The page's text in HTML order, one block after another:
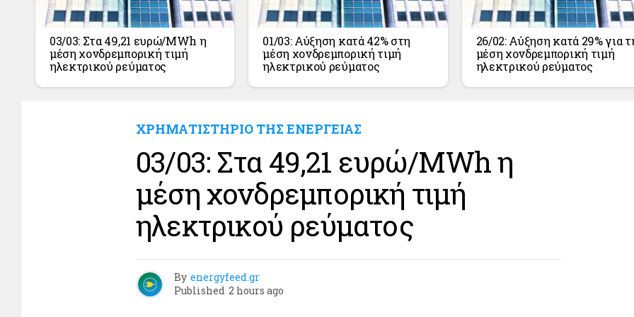
03/03: Στα 49,21 ευρώ/MWh η
μέση χονδρεμπορική τιμή
ηλεκτρικού ρεύματος
01/03: Αύξηση κατά 42% στη
μέση χονδρεμπορική τιμή
ηλεκτρικού ρεύματος
26/02: Αύξηση κατά 29% για
μέση χονδρεμπορική τιμή
ηλεκτρικού ρεύματος
ΧΡΗΜΑΤΙΣΤΗΡΙΟ ΤΗΣ ΕΝΕΡΓΕΙΑΣ
03/03: Στα 49,21 ευρώ/MWh η
μέση χονδρεμπορική τιμή
ηλεκτρικού ρεύματος
By energyfeed.gr
Published 2 hours ago